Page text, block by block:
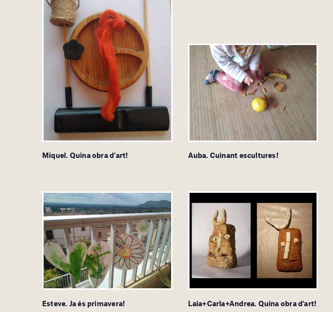
Miquel. Quina obra d'art! Auba. Cuinant escultures!
Esteve. Ja és primavera! Laia+Carla+Andrea. Quina obra d'art!